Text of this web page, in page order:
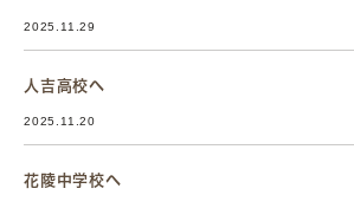
2025.11.29
人吉高校へ
2025.11.20
花陵中学校へ